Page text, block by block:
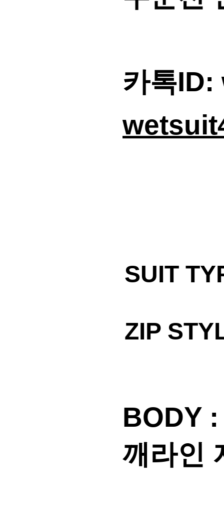
카톡
SUIT
ZIP
BODY
깨라인